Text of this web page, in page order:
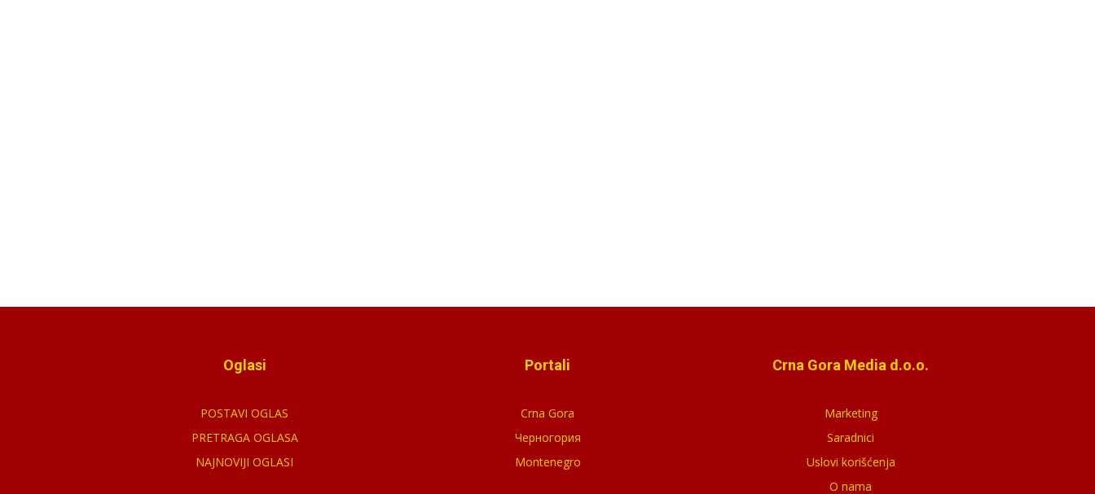
Oglasi
POSTAVI OGLAS
PRETRAGA OGLASA
NAJNOVIJI OGLASI
Portali
Crna Gora
Черногория
Montenegro
Crna Gora Media d.o.o.
Marketing
Saradnici
Uslovi korišćenja
O nama